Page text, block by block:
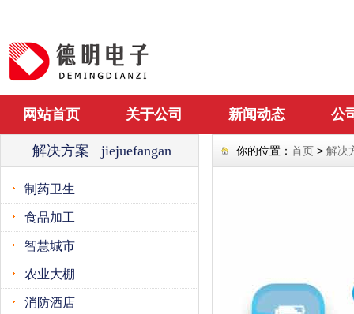
网站首页 关于公司 新闻动态 公
解决方案 jiejuefangan
制药卫生
食品加工
智慧城市
农业大棚
消防酒店
你的位置： 首页 > 解决